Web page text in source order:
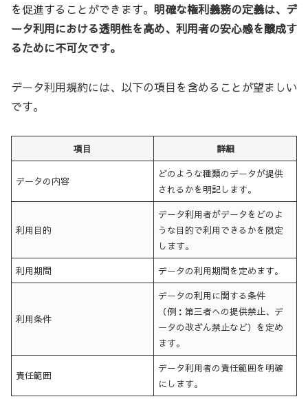
を促進することができます。 明確な権利義務の定義は、デ
ータ利用における透明性を高め、利用者の安心感を醸成す
るために不可欠です。
データ利用規約には、以下の項目を含めることが望ましい
です。
項目 詳細
データの内容
どのような種類のデータが提供
されるかを明記します。
利用目的
データ利用者がデータをどのよ
うな目的で利用できるかを限定
します。
利用期間 データの利用期間を定めます。
利用条件
データの利用に関する条件
（例：第三者への提供禁止、デ
ータの改ざん禁止など）を定め
ます。
責任範囲
データ利用者の責任範囲を明確
にします。